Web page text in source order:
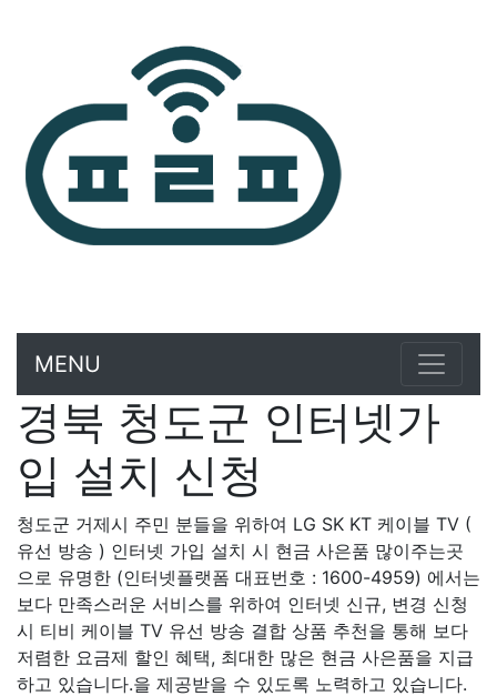
MENU
경북 청도군 인터넷가
입 설치 신청
청도군 거제시 주민 분들을 위하여 LG SK KT 케이블 TV (
유선 방송 ) 인터넷 가입 설치 시 현금 사은품 많이주는곳
으로 유명한 (인터넷플랫폼 대표번호 : 1600-4959) 에서는
보다 만족스러운 서비스를 위하여 인터넷 신규, 변경 신청
시 티비 케이블 TV 유선 방송 결합 상품 추천을 통해 보다
저렴한 요금제 할인 혜택, 최대한 많은 현금 사은품을 지급
하고 있습니다.을 제공받을 수 있도록 노력하고 있습니다.